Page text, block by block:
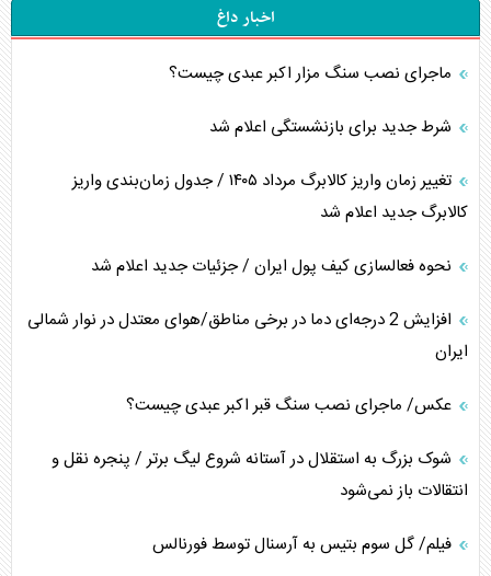
اخبار داغ
ماجرای نصب سنگ مزار اکبر عبدی چیست؟
شرط جدید برای بازنشستگی اعلام شد
تغییر زمان واریز کالابرگ مرداد ۱۴۰۵ / جدول زمان‌بندی واریز
کالابرگ جدید اعلام شد
نحوه فعالسازی کیف پول ایران / جزئیات جدید اعلام شد
افزایش 2 درجه‌ای دما در برخی مناطق/هوای معتدل در نوار شمالی
ایران
عکس/ ماجرای نصب سنگ قبر اکبر عبدی چیست؟
شوک بزرگ به استقلال در آستانه شروع لیگ برتر / پنجره نقل و
انتقالات باز نمی‌شود
فیلم/ گل سوم بتیس به آرسنال توسط فورنالس